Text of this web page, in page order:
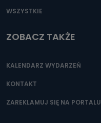
WSZYSTKIE
ZOBACZ TAKŻE
KALENDARZ WYDARZEŃ
KONTAKT
ZAREKLAMUJ SIĘ NA PORTALU